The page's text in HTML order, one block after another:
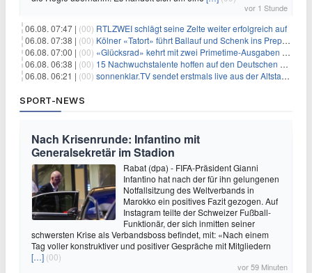
vor 1 Stunde
06.08. 07:47 | (00) RTLZWEI schlägt seine Zelte weiter erfolgreich auf
06.08. 07:38 | (00) Kölner «Tatort» führt Ballauf und Schenk ins Prepper-Milieu
06.08. 07:00 | (00) «Glücksrad» kehrt mit zwei Primetime-Ausgaben zurück
06.08. 06:38 | (00) 15 Nachwuchstalente hoffen auf den Deutschen Radiopreis
06.08. 06:21 | (00) sonnenklar.TV sendet erstmals live aus der Altstadt von Side
SPORT-NEWS
Nach Krisenrunde: Infantino mit
Generalsekretär im Stadion
Rabat (dpa) - FIFA-Präsident Gianni
Infantino hat nach der für ihn gelungenen
Notfallsitzung des Weltverbands in
Marokko ein positives Fazit gezogen. Auf
Instagram teilte der Schweizer Fußball-
Funktionär, der sich inmitten seiner
schwersten Krise als Verbandsboss befindet, mit: «Nach einem
Tag voller konstruktiver und positiver Gespräche mit Mitgliedern
[…] (00)
vor 59 Minuten